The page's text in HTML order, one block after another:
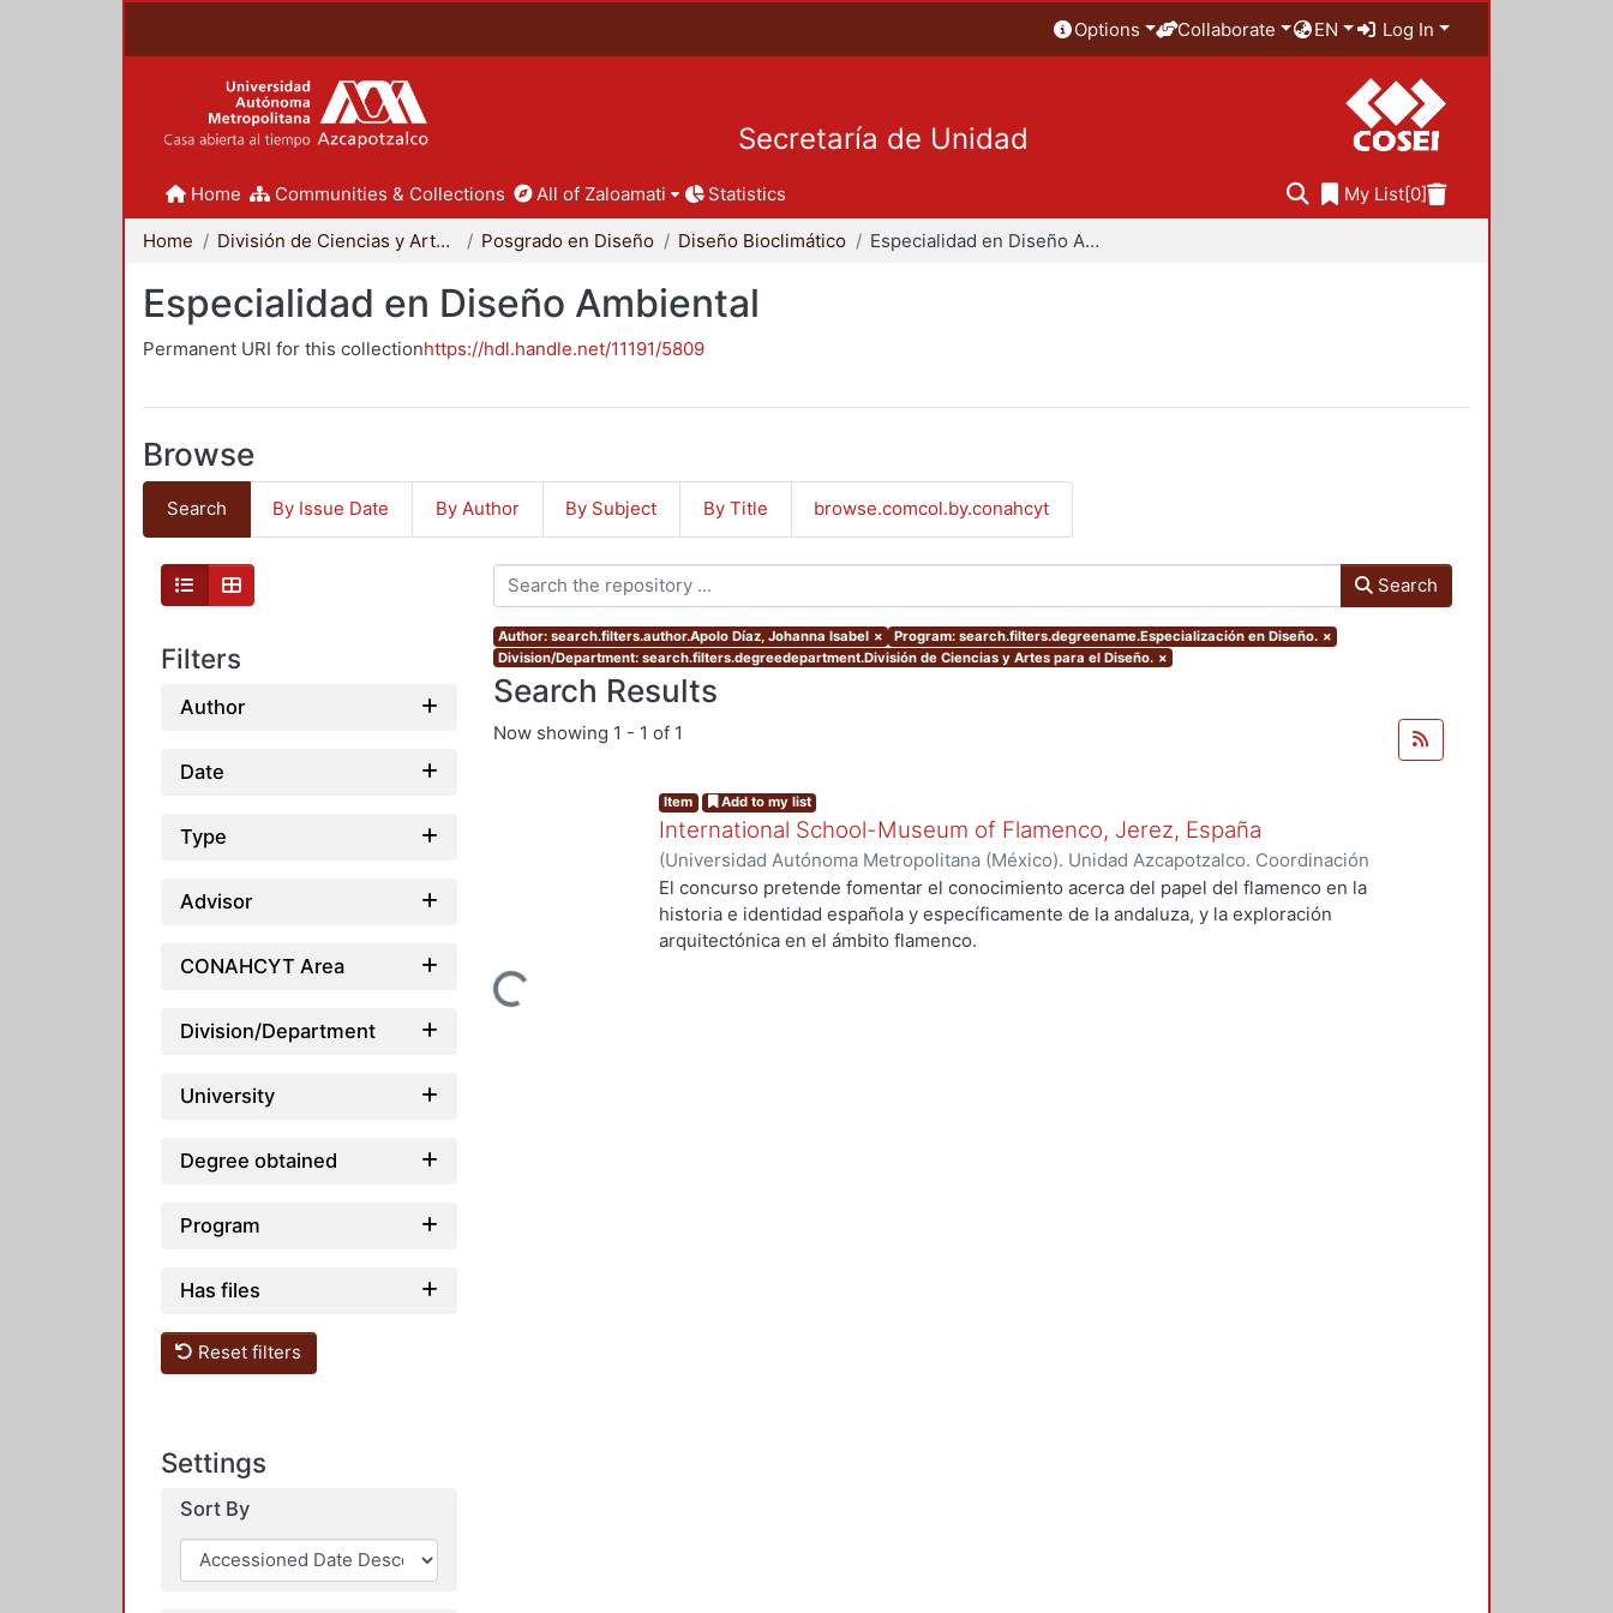
Options Collaborate EN Log In
Secretaría de Unidad
Home Communities & Collections All of Zaloamati Statistics My List[0]
Home División de Ciencias y Artes para el Diseño Posgrado en Diseño Diseño Bioclimático Especialidad en Diseño Ambiental
Especialidad en Diseño Ambiental
Permanent URI for this collectionhttps://hdl.handle.net/11191/5809
Browse
Search By Issue Date By Author By Subject By Title browse.comcol.by.conahcyt
Filters
Author
Date
Type
Advisor
CONAHCYT Area
Division/Department
University
Degree obtained
Program
Has files
Reset filters
Settings
Sort By
Search
Author: search.filters.author.Apolo Díaz, Johanna Isabel × Program: search.filters.degreename.Especialización en Diseño. ×
Division/Department: search.filters.degreedepartment.División de Ciencias y Artes para el Diseño. ×
Search Results
Now showing 1 - 1 of 1
Loading...
Item Add to my list
International School-Museum of Flamenco, Jerez, España
(Universidad Autónoma Metropolitana (México). Unidad Azcapotzalco. Coordinación
de Servicios de Información.,2011-11)Apolo Díaz, Johanna Isabel
El concurso pretende fomentar el conocimiento acerca del papel del flamenco en la
historia e identidad española y específicamente de la andaluza, y la exploración
arquitectónica en el ámbito flamenco.